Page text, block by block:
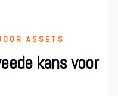
ASSETS
kans voor